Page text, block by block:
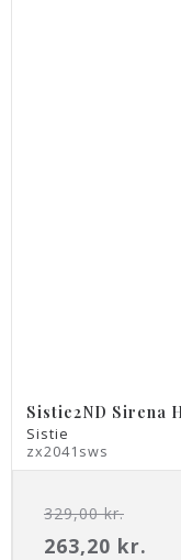
Sistie2ND Sirena
Sistie
zx2041sws
329,00 kr.
263,20 kr.